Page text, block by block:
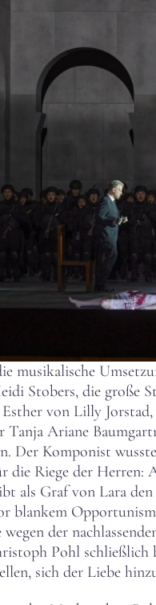
musikalische
Stobers, die große
von Lilly
Tanja Ariane
Der Komponist
die Riege der Herren:
als Graf von Lara
blankem
wegen der
Pohl
sich der Liebe